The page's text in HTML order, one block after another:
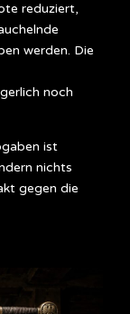
reduziert,
werden. Die
noch
ist
nichts
gegen die